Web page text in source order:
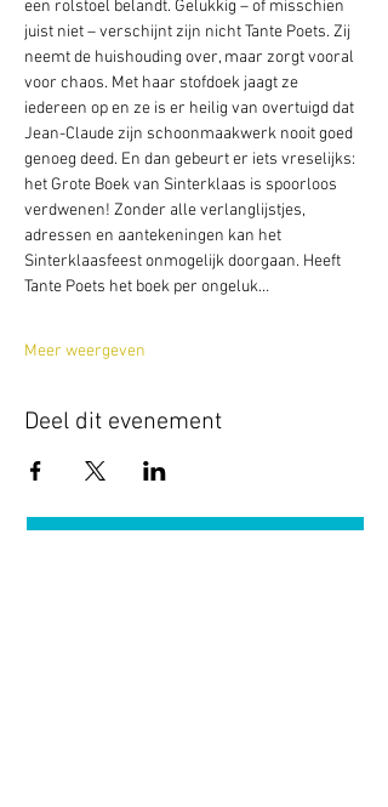
een rolstoel belandt. Gelukkig – of misschien
juist niet – verschijnt zijn nicht Tante Poets. Zij
neemt de huishouding over, maar zorgt vooral
voor chaos. Met haar stofdoek jaagt ze
iedereen op en ze is er heilig van overtuigd dat
Jean-Claude zijn schoonmaakwerk nooit goed
genoeg deed. En dan gebeurt er iets vreselijks:
het Grote Boek van Sinterklaas is spoorloos
verdwenen! Zonder alle verlanglijstjes,
adressen en aantekeningen kan het
Sinterklaasfeest onmogelijk doorgaan. Heeft
Tante Poets het boek per ongeluk…
Meer weergeven
Deel dit evenement